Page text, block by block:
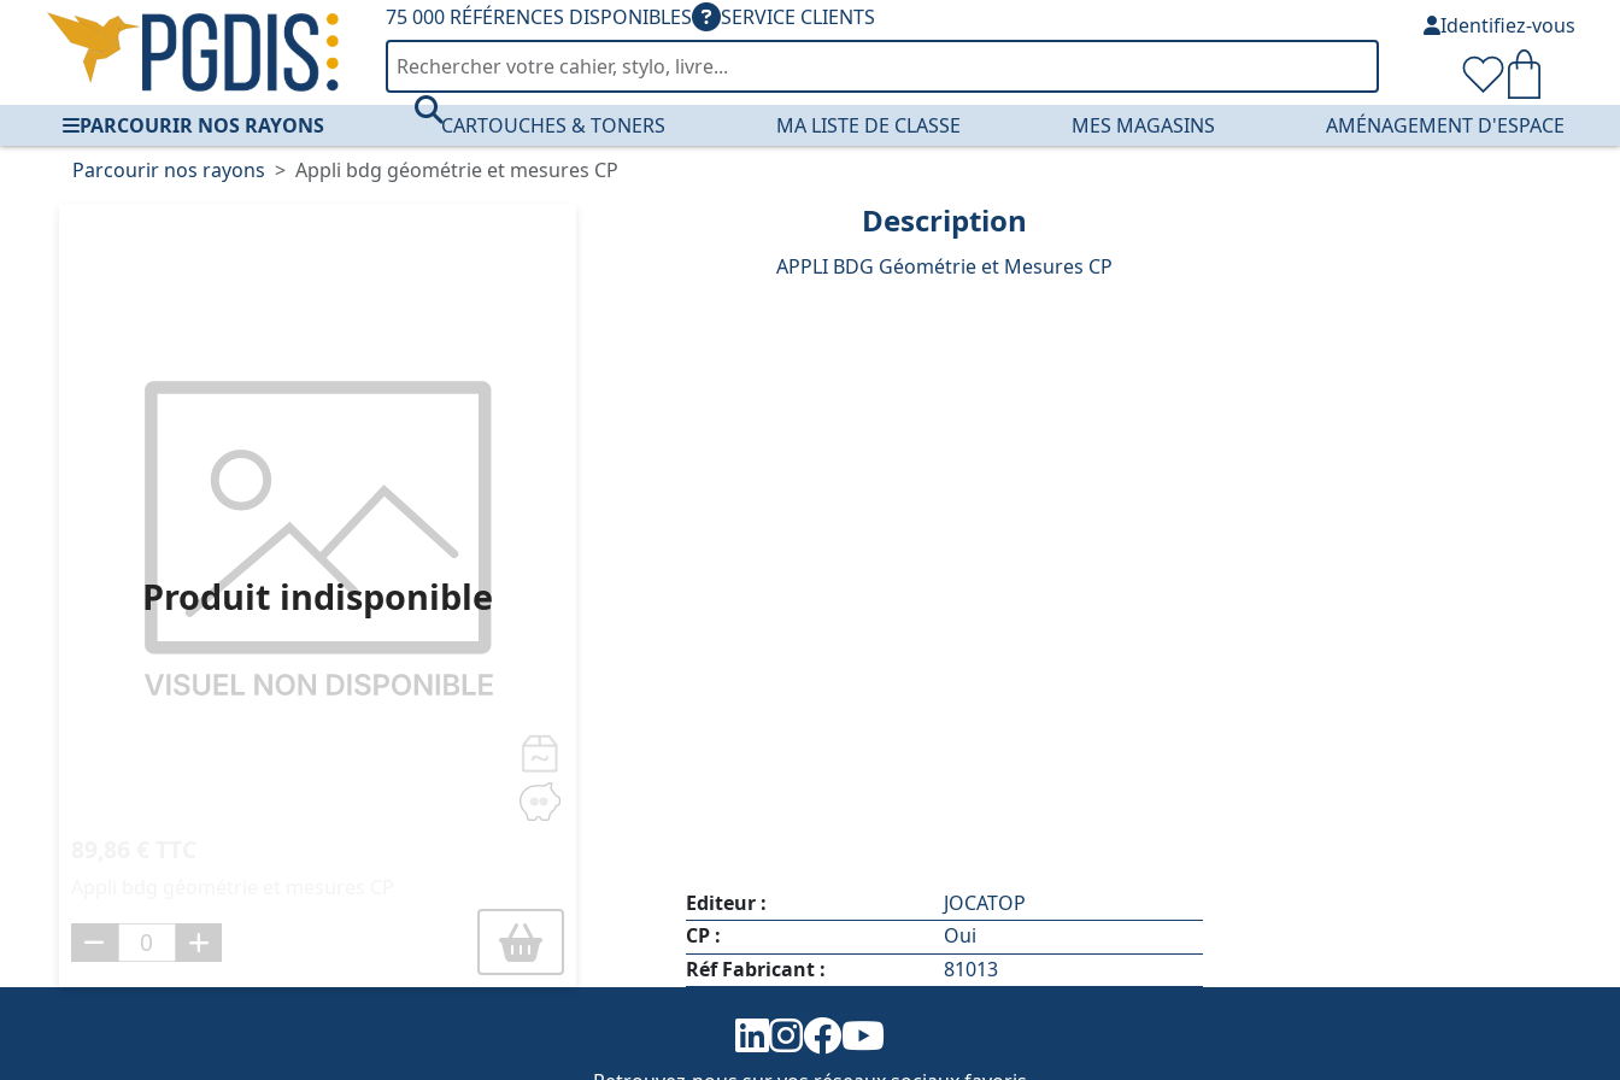
75 000 RÉFÉRENCES DISPONIBLES SERVICE CLIENTS
PARCOURIR NOS RAYONS CARTOUCHES & TONERS MA LISTE DE CLASSE MES MAGASINS AMÉNAGEMENT D'ESPACE
Identifiez-vous
Parcourir nos rayons Appli bdg géométrie et mesures CP
Produit indisponible
Description
APPLI BDG Géométrie et Mesures CP
Editeur :
JOCATOP
CP :
Oui
Réf Fabricant :
81013